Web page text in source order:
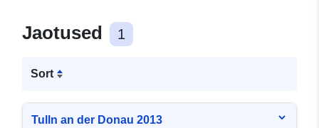
Jaotused 1
Sort
Tulln an der Donau 2013